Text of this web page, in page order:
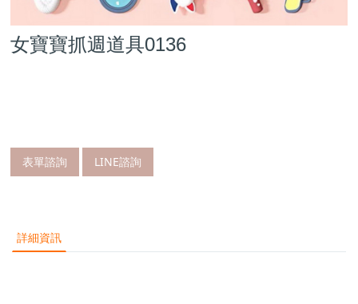
女寶寶抓週道具0136
表單諮詢 LINE諮詢
詳細資訊